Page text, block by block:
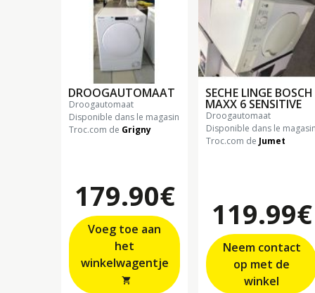
DROOGAUTOMAAT
droogautomaat
Disponible dans le magasin
Troc.com de Grigny
179.90€
Voeg toe aan
het
shopping_cart
SECHE LINGE BOSCH
MAXX 6 SENSITIVE
droogautomaat
Disponible dans le
Troc.com de Jumet
119.99€
Neem contact
op met de
winkel